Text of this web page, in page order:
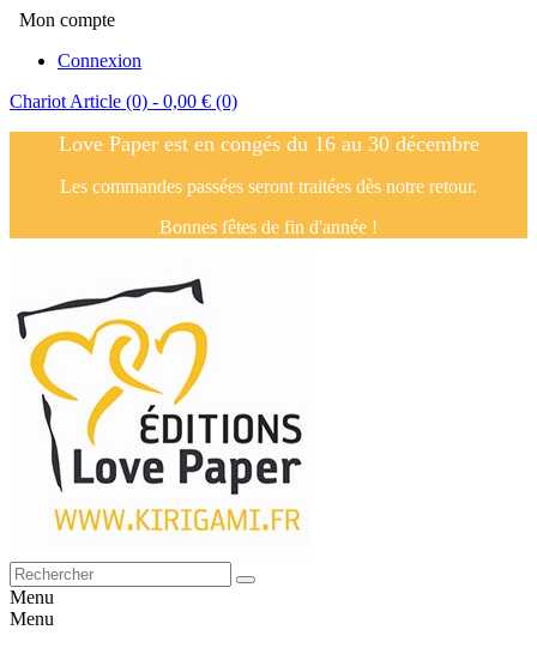
Mon compte
Connexion
Chariot Article (0) - 0,00 € (0)
Love Paper est en congés du 16 au 30 décembre
Les commandes passées seront traitées dès notre retour.
Bonnes fêtes de fin d'année !
Menu
Menu